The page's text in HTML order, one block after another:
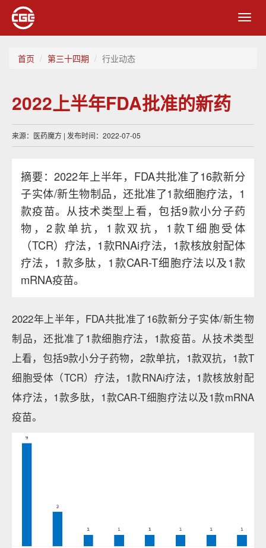
首页 第三十四期 行业动态
2022上半年FDA批准的新药
来源：医药魔方 | 发布时间：2022-07-05
摘要：2022年上半年，FDA共批准了16款新分
子实体/新生物制品，还批准了1款细胞疗法，1
款疫苗。从技术类型上看，包括9款小分子药
物，2款单抗，1款双抗，1款T细胞受体
（TCR）疗法，1款RNAi疗法，1款核放射配体
疗法，1款多肽，1款CAR-T细胞疗法以及1款
mRNA疫苗。
2022年上半年，FDA共批准了16款新分子实体/新生物
制品，还批准了1款细胞疗法，1款疫苗。从技术类型
上看，包括9款小分子药物，2款单抗，1款双抗，1款T
细胞受体（TCR）疗法，1款RNAi疗法，1款核放射配
体疗法，1款多肽，1款CAR-T细胞疗法以及1款mRNA
疫苗。